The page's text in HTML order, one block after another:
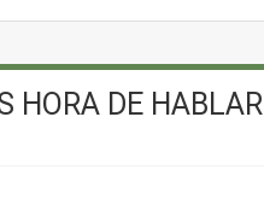
HORA DE HABLAR